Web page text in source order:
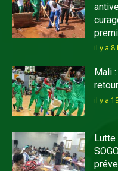
il y'a 8
Mali
il y'a